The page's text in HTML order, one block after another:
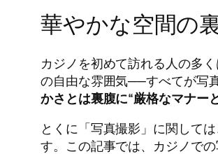
華やかな空間の
カジノを初めて訪れる人の多
の自由な雰囲気──すべてが写
かさとは裏腹に“厳格なマナー
とくに「写真撮影」に関して
す。この記事では、カジノで